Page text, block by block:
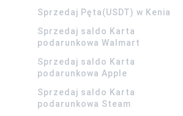
Sprzedaj Pęta(USDT) w Kenia
Sprzedaj saldo Karta
podarunkowa Walmart
Sprzedaj saldo Karta
podarunkowa Apple
Sprzedaj saldo Karta
podarunkowa Steam